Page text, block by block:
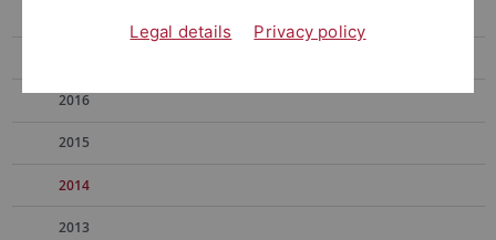
2016
2015
2014
2013
Legal details Privacy policy